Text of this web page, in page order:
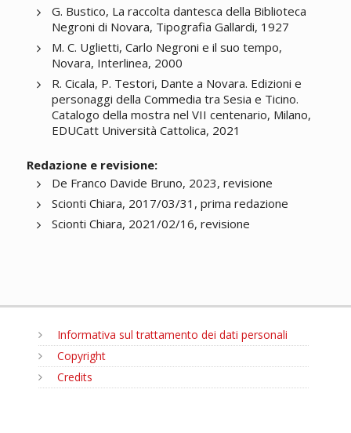
G. Bustico, La raccolta dantesca della Biblioteca
Negroni di Novara, Tipografia Gallardi, 1927
M. C. Uglietti, Carlo Negroni e il suo tempo,
Novara, Interlinea, 2000
R. Cicala, P. Testori, Dante a Novara. Edizioni e
personaggi della Commedia tra Sesia e Ticino.
Catalogo della mostra nel VII centenario, Milano,
EDUCatt Università Cattolica, 2021
Redazione e revisione:
De Franco Davide Bruno, 2023, revisione
Scionti Chiara, 2017/03/31, prima redazione
Scionti Chiara, 2021/02/16, revisione
Informativa sul trattamento dei dati personali
Copyright
Credits